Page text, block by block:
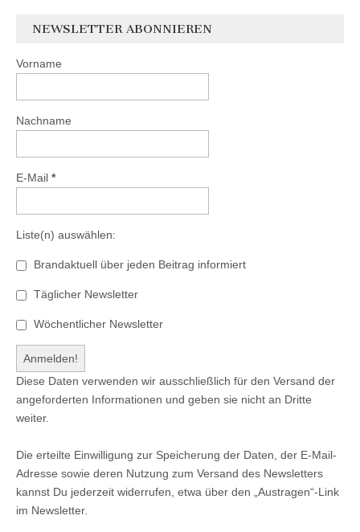
NEWSLETTER ABONNIEREN
Vorname
Nachname
E-Mail *
Liste(n) auswählen:
Brandaktuell über jeden Beitrag informiert
Täglicher Newsletter
Wöchentlicher Newsletter
Diese Daten verwenden wir ausschließlich für den Versand der
angeforderten Informationen und geben sie nicht an Dritte
weiter.
Die erteilte Einwilligung zur Speicherung der Daten, der E-Mail-
Adresse sowie deren Nutzung zum Versand des Newsletters
kannst Du jederzeit widerrufen, etwa über den „Austragen“-Link
im Newsletter.